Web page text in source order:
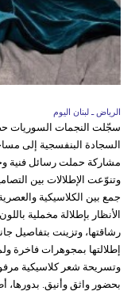
الرياض ـ لبنان اليوم
السجادة البنفسجية إلى
مشاركة حملت رسائل فنية
وتنوّعت الإطلالات بين
جمع بين الكلاسيكية
الأنظار بإطلالة مخملية
رشاقتها، وتزينت بتفاصيل
إطلالتها بمجوهرات
وتسريحة شعر كلاسيكية
بحضور واثق وأنيق.